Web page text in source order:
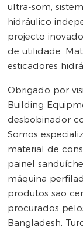
ultra-som,
hidráulico
projecto
de utilidade.
esticadores
Obrigado por
Building
desbobinador
Somos
material de
painel
máquina
produtos são
procurados
Bangladesh,